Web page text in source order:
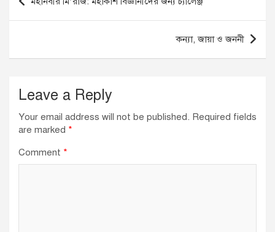
o
k
n
p
navigation
কন্যা, জায়া ও জননী
Leave a Reply
Your email address will not be published. Required fields
are marked *
Comment *